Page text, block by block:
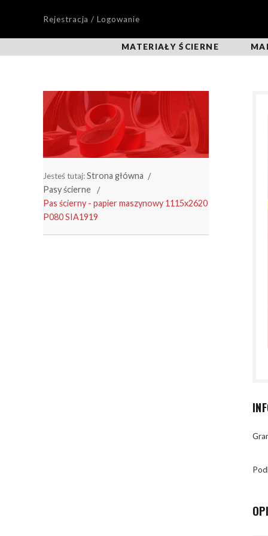
Rejestracja / Logowanie
MATERIAŁY ŚCIERNE
Jesteś tutaj:Strona główna
Pasy ścierne
Pas ścierny - papier maszynowy 1115x2620
P080 SIA1919